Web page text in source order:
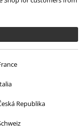
Republika